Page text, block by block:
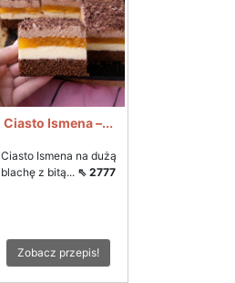
Ciasto Ismena –...
Ciasto Ismena na dużą
blachę z bitą... ⇖ 2777
Zobacz przepis!